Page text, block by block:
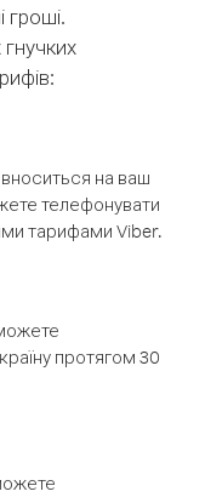
гроші.
на ваш
телефонувати
тарифами Viber.
протягом 30